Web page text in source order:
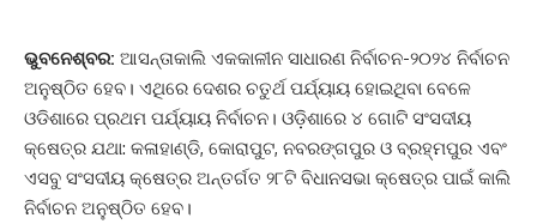
ଭୁବନେଶ୍ବର: ଆସନ୍ତାକାଲି ଏକକାଳୀନ ସାଧାରଣ ନିର୍ବାଚନ-୨୦୨୪ ନିର୍ବାଚନ
ଅନୁଷ୍ଠିତ ହେବ। ଏଥିରେ ଦେଶର ଚତୁର୍ଥ ପର୍ଯ୍ୟାୟ ହୋଇଥିବା ବେଳେ
ଓଡିଶାରେ ପ୍ରଥମ ପର୍ଯ୍ୟାୟ ନିର୍ବାଚନ। ଓଡ଼ିଶାରେ ୪ ଗୋଟି ସଂସଦୀୟ
କ୍ଷେତ୍ର ଯଥା: କଳାହାଣ୍ଡି, କୋରାପୁଟ, ନବରଙ୍ଗପୁର ଓ ବ୍ରହ୍ମପୁର ଏବଂ
ଏସବୁ ସଂସଦୀୟ କ୍ଷେତ୍ର ଅନ୍ତର୍ଗତ ୨୮ଟି ବିଧାନସଭା କ୍ଷେତ୍ର ପାଇଁ କାଲି
ନିର୍ବାଚନ ଅନୁଷ୍ଠିତ ହେବ।